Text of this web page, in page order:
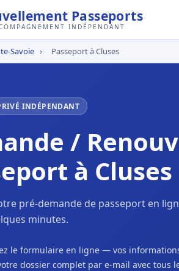
Passeports
INDÉPENDANT
Savoie › Passeport à Cluses
INDÉPENDANT
/
à Cluses
pré-demande de passeport en
minutes.
le formulaire en ligne — vos
dossier complet par e-mail avec tous